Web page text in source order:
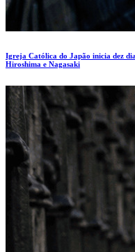
Igreja Católica do Japão inicia dez
Hiroshima e Nagasaki